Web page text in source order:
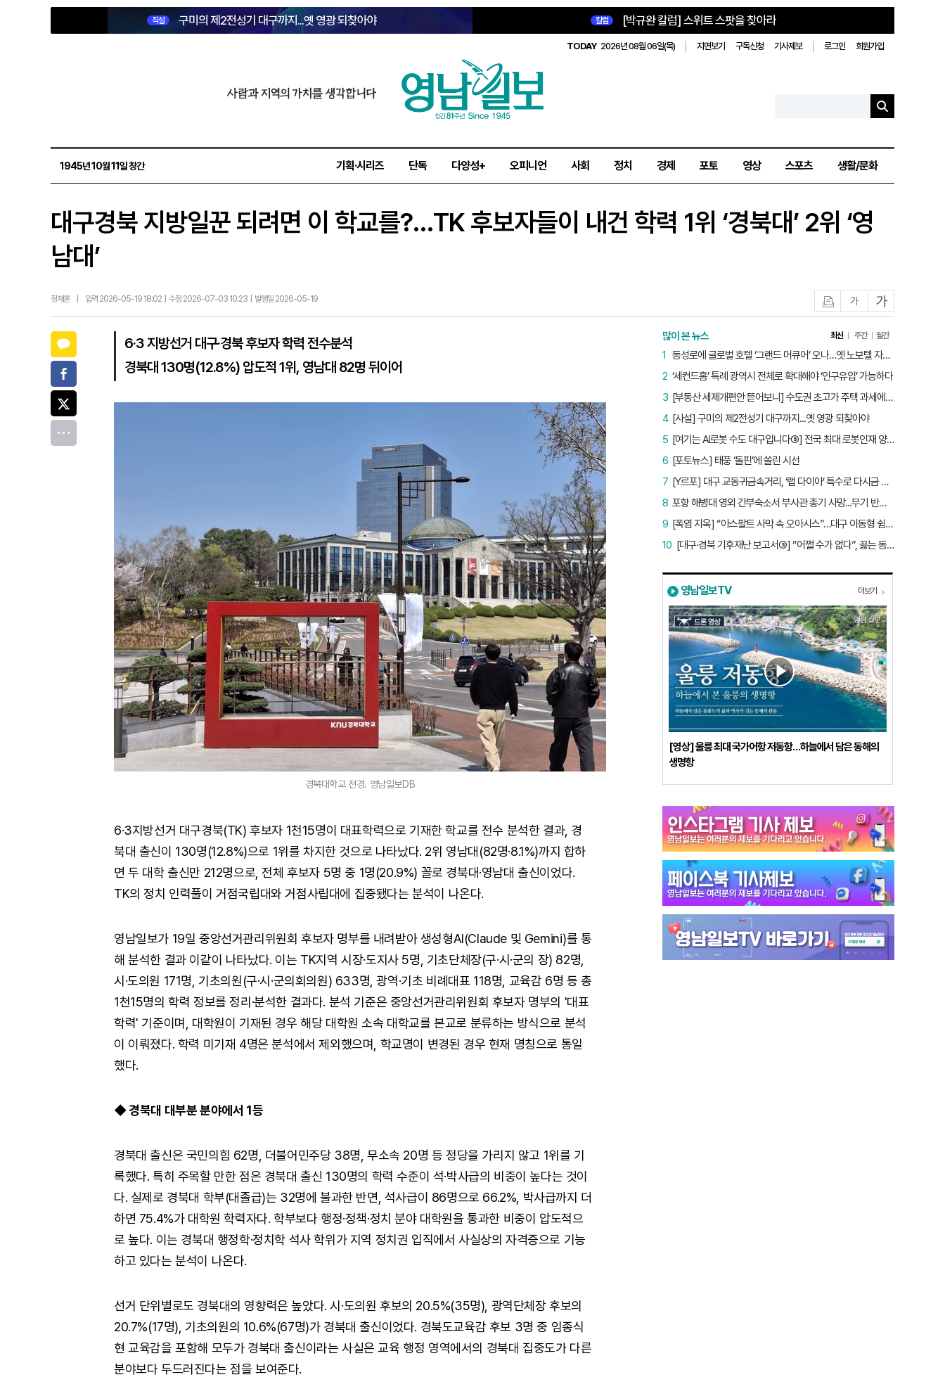
직설 구미의 제2전성기 대구까지...옛 영광 되찾아야 칼럼 [박규완 칼럼] 스위트 스팟을 찾아라
TODAY 2026년 08월 06일(목) 지면보기 구독신청 기사제보 로그인 회원가입
사람과 지역의 가치를 생각합니다
1945년 10월 11일 창간 기획·시리즈 단독 다양성+ 오피니언 사회 정치 경제 포토 영상 스포츠 생활/문화
대구경북 지방일꾼 되려면 이 학교를?…TK 후보자들이 내건 학력 1위 ‘경북대’ 2위 ‘영
남대’
정재훈 입력 2026-05-19 18:02 | 수정 2026-07-03 10:23 | 발행일 2026-05-19 글자작게글자크게
6·3 지방선거 대구·경북 후보자 학력 전수분석
경북대 130명(12.8%) 압도적 1위, 영남대 82명 뒤이어
경북대학교 전경. 영남일보DB
6·3지방선거 대구경북(TK) 후보자 1천15명이 대표학력으로 기재한 학교를 전수 분석한 결과, 경
북대 출신이 130명(12.8%)으로 1위를 차지한 것으로 나타났다. 2위 영남대(82명·8.1%)까지 합하
면 두 대학 출신만 212명으로, 전체 후보자 5명 중 1명(20.9%) 꼴로 경북대·영남대 출신이었다.
TK의 정치 인력풀이 거점국립대와 거점사립대에 집중됐다는 분석이 나온다.
영남일보가 19일 중앙선거관리위원회 후보자 명부를 내려받아 생성형AI(Claude 및 Gemini)를 통
해 분석한 결과 이같이 나타났다. 이는 TK지역 시장·도지사 5명, 기초단체장(구·시·군의 장) 82명,
시·도의원 171명, 기초의원(구·시·군의회의원) 633명, 광역·기초 비례대표 118명, 교육감 6명 등 총
1천15명의 학력 정보를 정리·분석한 결과다. 분석 기준은 중앙선거관리위원회 후보자 명부의 '대표
학력' 기준이며, 대학원이 기재된 경우 해당 대학원 소속 대학교를 본교로 분류하는 방식으로 분석
이 이뤄졌다. 학력 미기재 4명은 분석에서 제외했으며, 학교명이 변경된 경우 현재 명칭으로 통일
했다.
◆ 경북대 대부분 분야에서 1등
경북대 출신은 국민의힘 62명, 더불어민주당 38명, 무소속 20명 등 정당을 가리지 않고 1위를 기
록했다. 특히 주목할 만한 점은 경북대 출신 130명의 학력 수준이 석·박사급의 비중이 높다는 것이
다. 실제로 경북대 학부(대졸급)는 32명에 불과한 반면, 석사급이 86명으로 66.2%, 박사급까지 더
하면 75.4%가 대학원 학력자다. 학부보다 행정·정책·정치 분야 대학원을 통과한 비중이 압도적으
로 높다. 이는 경북대 행정학·정치학 석사 학위가 지역 정치권 입직에서 사실상의 자격증으로 기능
하고 있다는 분석이 나온다.
선거 단위별로도 경북대의 영향력은 높았다. 시·도의원 후보의 20.5%(35명), 광역단체장 후보의
20.7%(17명), 기초의원의 10.6%(67명)가 경북대 출신이었다. 경북도교육감 후보 3명 중 임종식
현 교육감을 포함해 모두가 경북대 출신이라는 사실은 교육 행정 영역에서의 경북대 집중도가 다른
분야보다 두드러진다는 점을 보여준다.
많이 본 뉴스 최신 주간 월간
동성로에 글로벌 호텔 ‘그랜드 머큐어’ 오나…옛 노보텔 자리 사무실 개설
1
‘세컨드홈’ 특례 광역시 전체로 확대해야 ‘인구유입’ 가능하다
2
[부동산 세제개편안 뜯어보니] 수도권 초고가 주택 과세에만 초점…침체된 지방 부동산 대책은 없다
3
[사설] 구미의 제2전성기 대구까지...옛 영광 되찾아야
4
[여기는 AI로봇 수도 대구입니다⑤] 전국 최대 로봇인재 양성소…“대구산업 맞춤형 교육과정 만들자”
5
[포토뉴스] 태풍 ‘돌핀’에 쏠린 시선
6
[Y르포] 대구 교동귀금속거리, ‘랩 다이아’ 특수로 다시금 활기…“반짝 인기 의존 않는 지속 가능 성장 동력 마련해야”
7
포항 해병대 영외 간부숙소서 부사관 총기 사망...무기 반출 비상
8
[폭염 지옥] “아스팔트 사막 속 오아시스”…대구 이동형 쉼터 버스 ‘북적’, 지하철역도 ‘바글’
9
[대구·경북 기후재난 보고서③] “어쩔 수가 없다”, 끓는 동해…‘절멸 위기’ 경북 수산업
10
영남일보TV 더보기
[영상] 울릉 최대 국가어항 저동항…하늘에서 담은 동해의
생명항